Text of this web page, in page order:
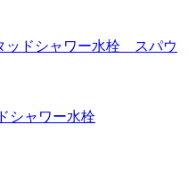
シャワー水栓